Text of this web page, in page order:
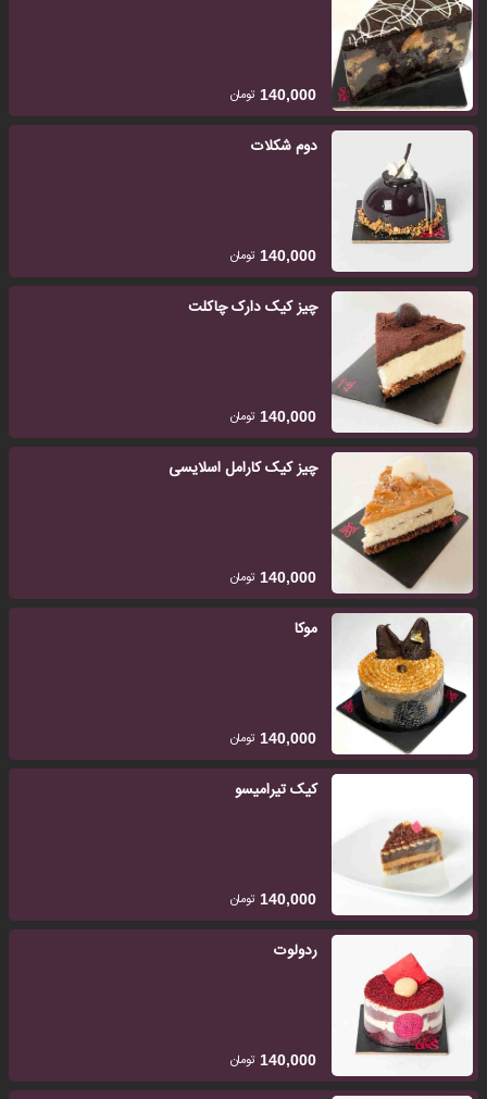
140,000 تومان
دوم شکلات
140,000 تومان
چیز کیک دارک چاکلت
140,000 تومان
چیز کیک کارامل اسلایسی
140,000 تومان
موکا
140,000 تومان
کیک تیرامیسو
140,000 تومان
ردولوت
140,000 تومان